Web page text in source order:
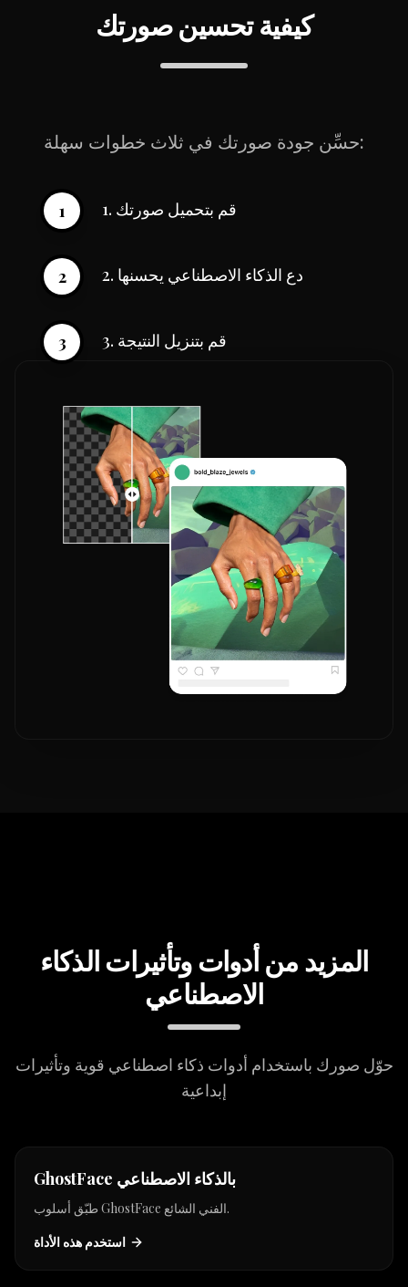
كيفية تحسين صورتك
حسِّن جودة صورتك في ثلاث خطوات سهلة:
1 1. قم بتحميل صورتك
2 2. دع الذكاء الاصطناعي يحسنها
3 3. قم بتنزيل النتيجة
المزيد من أدوات وتأثيرات الذكاء
الاصطناعي
حوّل صورك باستخدام أدوات ذكاء اصطناعي قوية وتأثيرات
إبداعية
GhostFace بالذكاء الاصطناعي
طبّق أسلوب GhostFace الفني الشائع.
استخدم هذه الأداة